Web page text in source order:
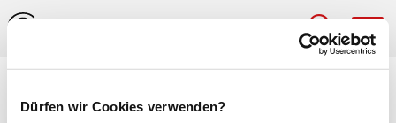
Dürfen wir Cookies verwenden?